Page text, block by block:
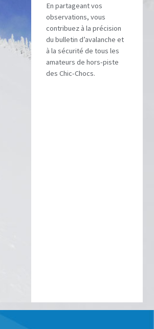
En partageant vos
observations, vous
contribuez à la précision
du bulletin d’avalanche et
à la sécurité de tous les
amateurs de hors-piste
des Chic-Chocs.